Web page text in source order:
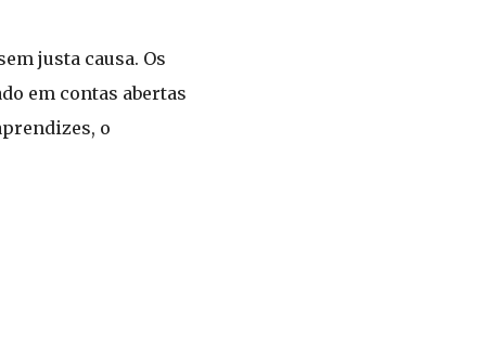
justa causa. Os
em contas abertas
o